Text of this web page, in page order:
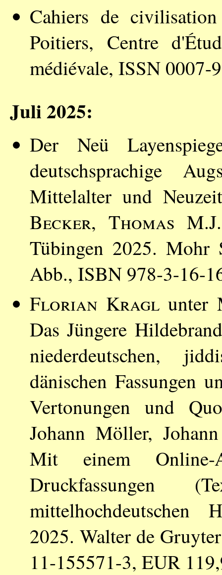
Cahiers de
Poitiers, Centre
médiévale, ISSN 0007-
Juli 2025:
Der Neü
deutschsprachige
Mittelalter und
Becker, Thomas
Tübingen 2025.
Abb., ISBN 978-3-16-
Florian Kragl unter
Das Jüngere
niederdeutschen,
dänischen Fassungen
Vertonungen und
Johann Möller,
Mit einem Online-
Druckfassungen
mittelhochdeutschen
2025. Walter de
11-155571-3, EUR